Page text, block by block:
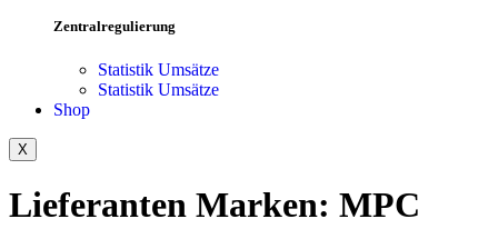
Zentralregulierung
Statistik Umsätze
Statistik Umsätze
Shop
X
Lieferanten Marken: MPC